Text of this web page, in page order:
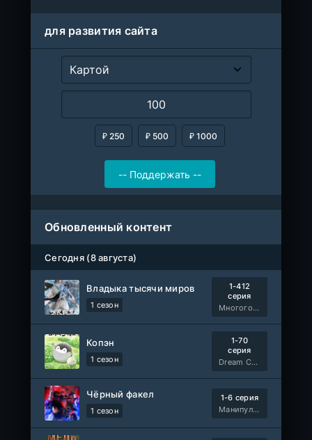
для развития сайта
₽ 250 ₽ 500 ₽ 1000
Обновленный контент
Сегодня (8 августа)
Владыка тысячи миров
1 сезон
1-412
серия
Многоголосый
Копэн
1 сезон
1-70
серия
Dream Cast, ТО Дубляжная
Чёрный факел
1 сезон
1-6 серия
Манипулятор